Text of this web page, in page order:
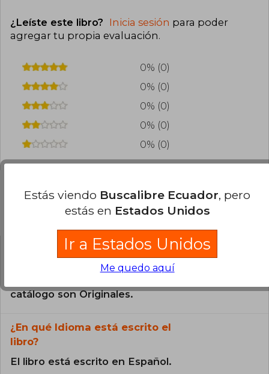
Ganó el Premio Nacional de Periodismo de su
país por un reportaje de investigación sobre un
varias performances literarias que ha puesto en
escena junto a su familia y de la obra de teatro
Qué locura enamorarme yo de ti. En la
¿Leíste este libro? Inicia sesión para poder
agregar tu propia evaluación.
0% (0)
0% (0)
0% (0)
0% (0)
0% (0)
Preguntas frecuentes sobre el libro
¿El libro es original?
catálogo son Originales.
¿En qué Idioma está escrito el
libro?
El libro está escrito en Español.
Estás viendo Buscalibre Ecuador, pero
estás en Estados Unidos
Ir a Estados Unidos
Me quedo aquí